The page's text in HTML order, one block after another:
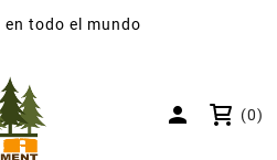
en todo el mundo
 (0)